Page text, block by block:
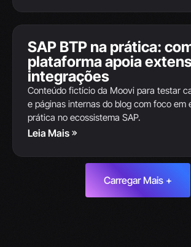
SAP BTP na prática:
plataforma apoia
integrações
Conteúdo fictício da Moovi para testar
e páginas internas do blog com foco em
prática no ecossistema SAP.
Leia Mais
Carregar Mais +